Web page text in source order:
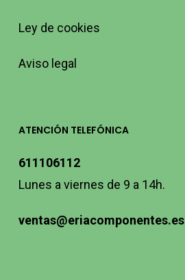
Ley de cookies
Aviso legal
ATENCIÓN TELEFÓNICA
611106112
Lunes a viernes de 9 a 14h.
ventas@eriacomponentes.es